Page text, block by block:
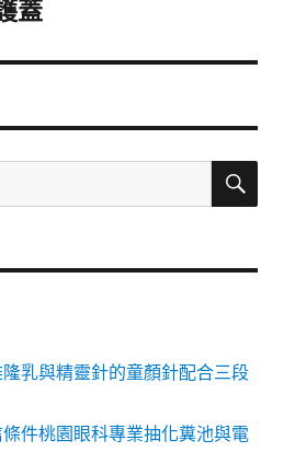
蓋
搜
乳與精靈針的童顏針配合三段
件桃園眼科專業抽化糞池與電